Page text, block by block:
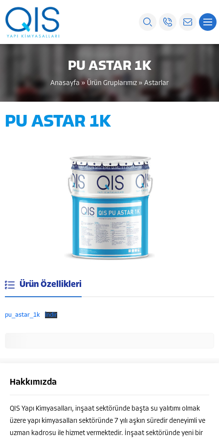
PU ASTAR 1K
Anasayfa » Ürün Gruplarımız » Astarlar
PU ASTAR 1K
Ürün Özellikleri
pu_astar_1k İndir
Hakkımızda
QIS Yapı Kimyasalları, inşaat sektöründe başta su yalıtımı olmak
üzere yapı kimyasalları sektöründe 7 yılı aşkın süredir deneyimli ve
uzman kadrosu ile hizmet vermektedir. İnşaat sektöründe yeni bir
Müşteri Temsilcisi